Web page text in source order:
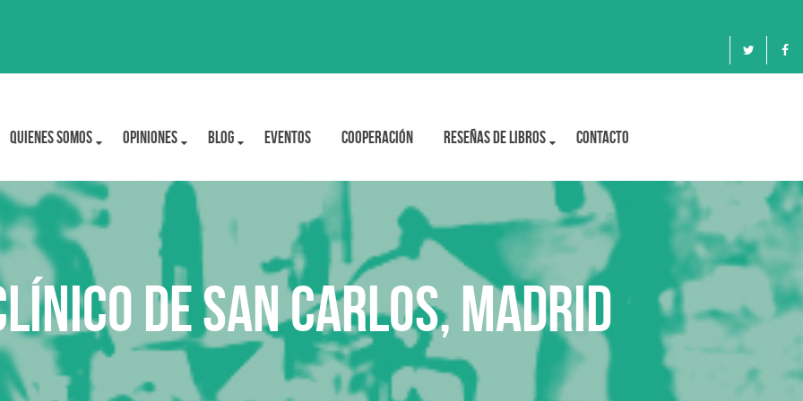
Quienes Somos OPINIONES BLOG Eventos Cooperación Reseñas de libros Contacto
de San Carlos, Madrid